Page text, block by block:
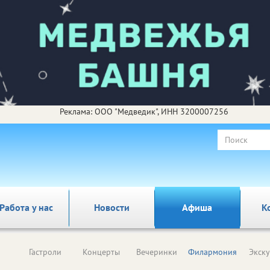
Реклама: ООО "Медведик", ИНН 3200007256
у нас Новости Афиша
Гастроли Концерты Вечеринки Филармония